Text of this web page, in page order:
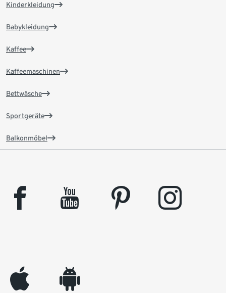
Kinderkleidung
Babykleidung
Kaffee
Kaffeemaschinen
Bettwäsche
Sportgeräte
Balkonmöbel
facebook youtube pinterest instagram
appleinc android